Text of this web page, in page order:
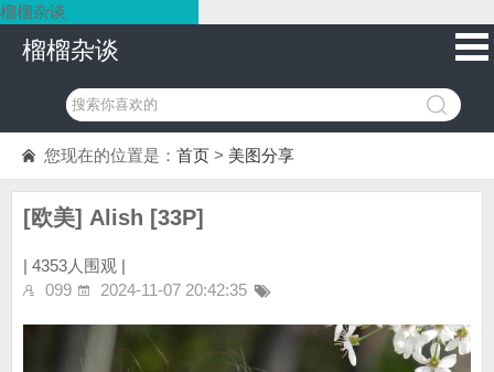
榴榴杂谈
榴榴杂谈
您现在的位置是： 首页 > 美图分享
[欧美] Alish [33P]
| 4353人围观 |
099
2024-11-07 20:42:35